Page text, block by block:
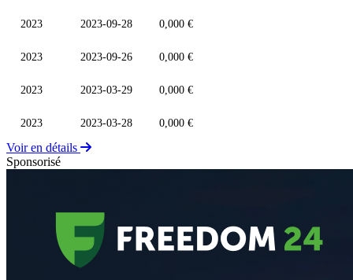
2023 2023-09-28 0,000 €
2023 2023-09-26 0,000 €
2023 2023-03-29 0,000 €
2023 2023-03-28 0,000 €
Voir en détails
Sponsorisé